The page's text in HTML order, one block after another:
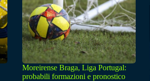
Moreirense Braga, Liga Portugal:
probabili formazioni e pronostico